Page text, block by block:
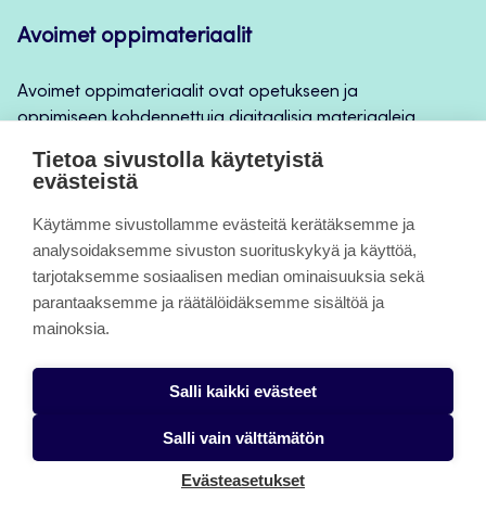
Avoimet oppimateriaalit
Avoimet oppimateriaalit ovat opetukseen ja
oppimiseen kohdennettuja digitaalisia materiaaleja,
opintojaksototeutuksilla, jatkuvan oppimisen ja
Tietoa sivuista
Evästeet
Saavutettavuusseloste
Tietosuojaseloste
Tietoa sivustolla käytetyistä
evästeistä
Käytämme sivustollamme evästeitä kerätäksemme ja
analysoidaksemme sivuston suorituskykyä ja käyttöä,
tarjotaksemme sosiaalisen median ominaisuuksia sekä
parantaaksemme ja räätälöidäksemme sisältöä ja
mainoksia.
Salli kaikki evästeet
Salli vain välttämätön
Evästeasetukset